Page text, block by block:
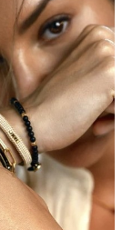
37 39 41
Zilver
Zilver Verguld
Avondtasje
Crossbody
Handtas